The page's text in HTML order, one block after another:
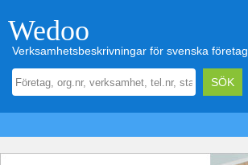
Wedoo
Verksamhetsbeskrivningar för svenska företag